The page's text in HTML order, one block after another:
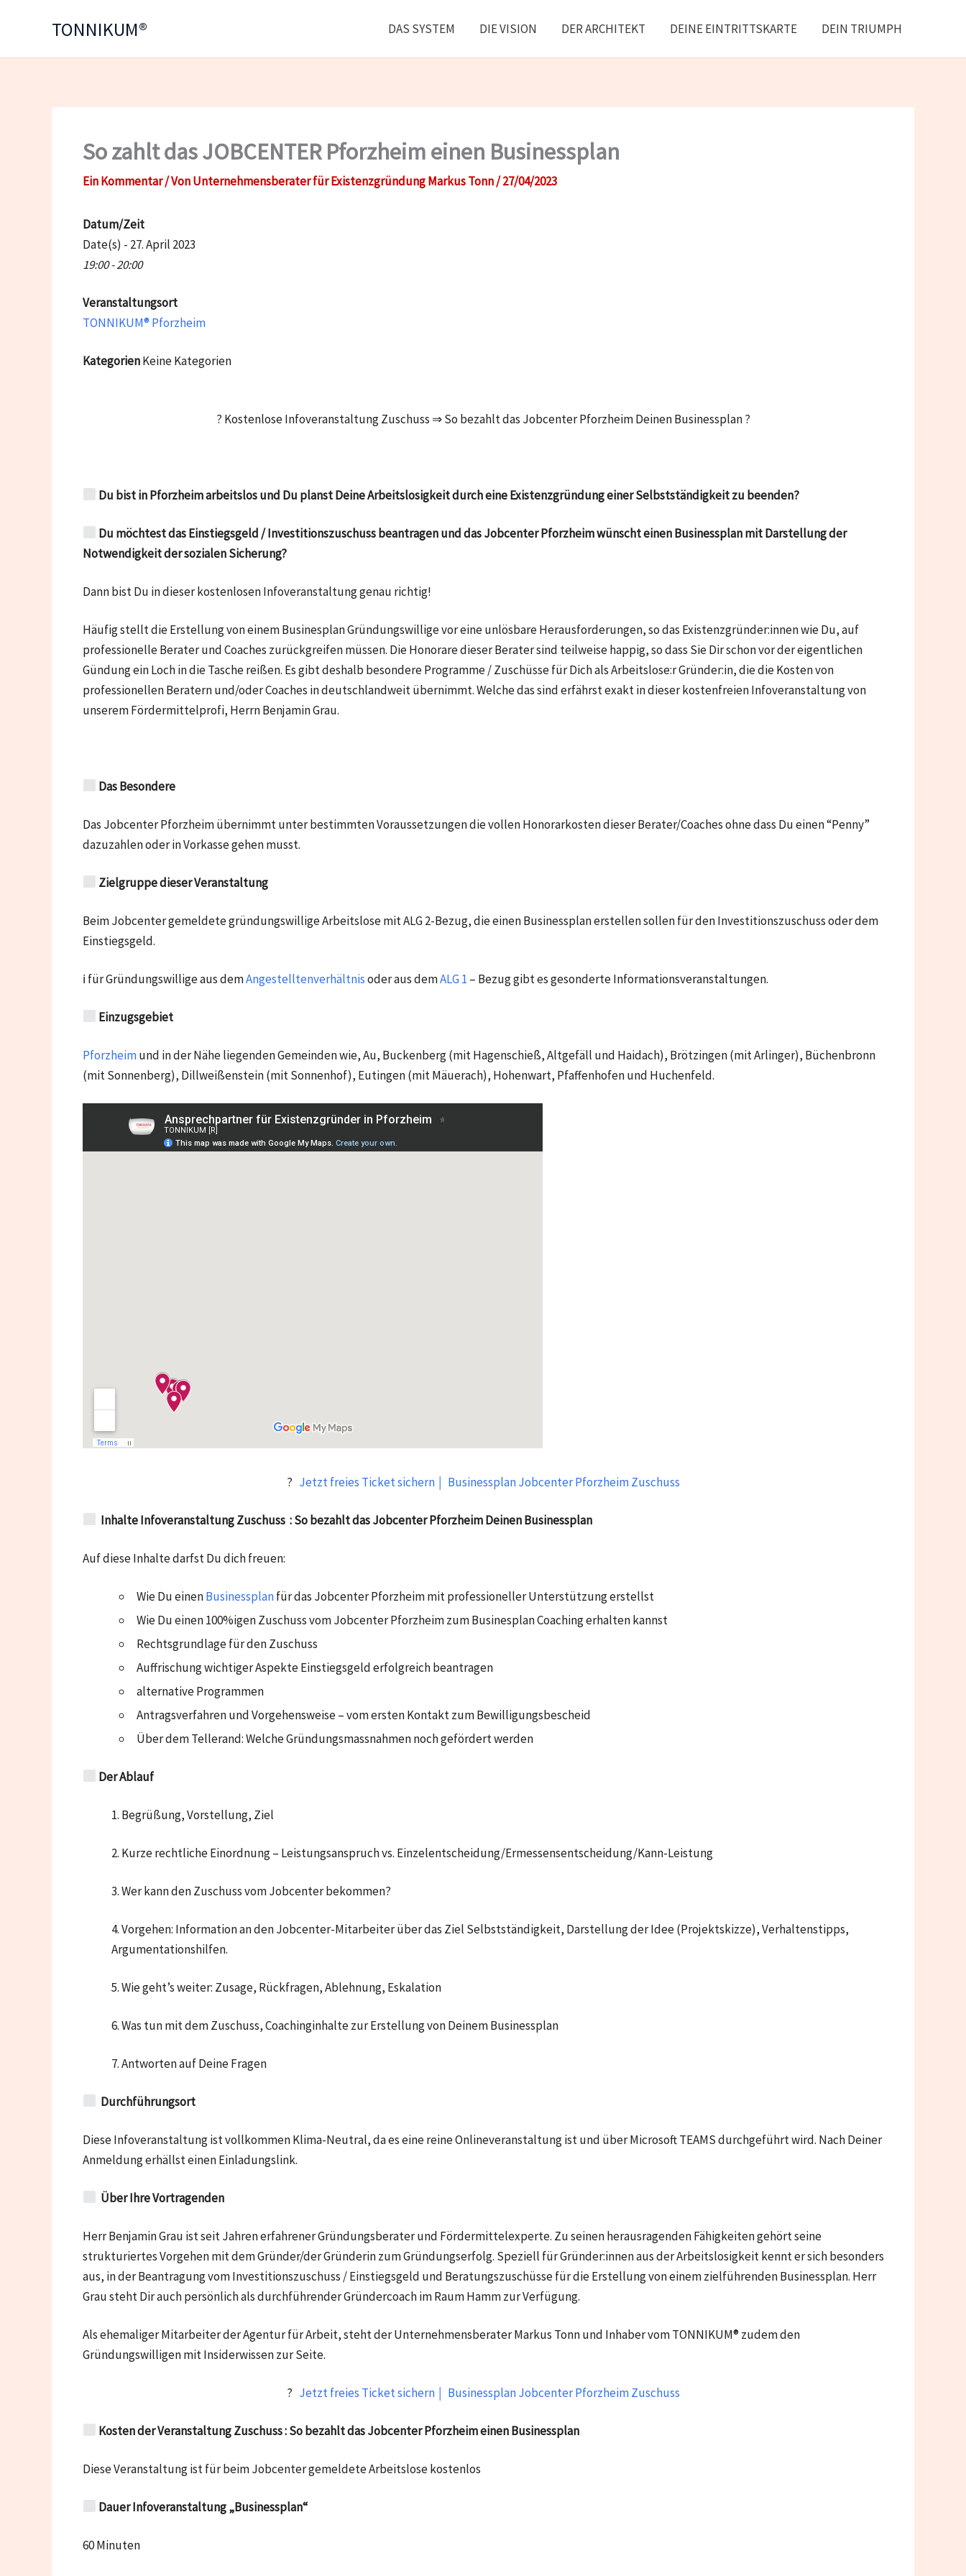
TONNIKUM® DAS SYSTEM DIE VISION DER ARCHITEKT DEINE EINTRITTSKARTE DEIN TRIUMPH
So zahlt das JOBCENTER Pforzheim einen Businessplan
Ein Kommentar / VonUnternehmensberater für Existenzgründung Markus Tonn/27/04/2023
Datum/Zeit
Date(s) - 27. April 2023
19:00 - 20:00
Veranstaltungsort
TONNIKUM® Pforzheim
KategorienKeine Kategorien
? Kostenlose Infoveranstaltung Zuschuss ⇒ So bezahlt das Jobcenter Pforzheim Deinen Businessplan ?
Du bist in Pforzheim arbeitslos und Du planst Deine Arbeitslosigkeit durch eine Existenzgründung einer Selbstständigkeit zu beenden?
Du möchtest das Einstiegsgeld / Investitionszuschuss beantragen und das Jobcenter Pforzheim wünscht einen Businessplan mit Darstellung der
Notwendigkeit der sozialen Sicherung?
Dann bist Du in dieser kostenlosen Infoveranstaltung genau richtig!
Häufig stellt die Erstellung von einem Businesplan Gründungswillige vor eine unlösbare Herausforderungen, so das Existenzgründer:innen wie Du, auf
professionelle Berater und Coaches zurückgreifen müssen. Die Honorare dieser Berater sind teilweise happig, so dass Sie Dir schon vor der eigentlichen
Gündung ein Loch in die Tasche reißen. Es gibt deshalb besondere Programme / Zuschüsse für Dich als Arbeitslose:r Gründer:in, die die Kosten von
professionellen Beratern und/oder Coaches in deutschlandweit übernimmt. Welche das sind erfährst exakt in dieser kostenfreien Infoveranstaltung von
unserem Fördermittelprofi, Herrn Benjamin Grau.
Das Besondere
Das Jobcenter Pforzheim übernimmt unter bestimmten Voraussetzungen die vollen Honorarkosten dieser Berater/Coaches ohne dass Du einen “Penny”
dazuzahlen oder in Vorkasse gehen musst.
Zielgruppe dieser Veranstaltung
Beim Jobcenter gemeldete gründungswillige Arbeitslose mit ALG 2-Bezug, die einen Businessplan erstellen sollen für den Investitionszuschuss oder dem
Einstiegsgeld.
ℹ für Gründungswillige aus demAngestelltenverhältnisoder aus demALG 1 – Bezug gibt es gesonderte Informationsveranstaltungen.
Einzugsgebiet
Pforzheimund in der Nähe liegenden Gemeinden wie,Au, Buckenberg (mit Hagenschieß, Altgefäll und Haidach), Brötzingen (mit Arlinger), Büchenbronn
(mit Sonnenberg), Dillweißenstein (mit Sonnenhof), Eutingen (mit Mäuerach), Hohenwart, Pfaffenhofen und Huchenfeld.
? Jetzt freies Ticket sichern ￨ Businessplan Jobcenter Pforzheim Zuschuss
Inhalte Infoveranstaltung Zuschuss : So bezahlt das Jobcenter Pforzheim Deinen Businessplan​
Auf diese Inhalte darfst Du dich freuen:
Wie Du einenBusinessplanfür das Jobcenter Pforzheim mit professioneller Unterstützung erstellst
Wie Du einen 100%igen Zuschuss vom Jobcenter Pforzheim zum Businesplan Coaching erhalten kannst
Rechtsgrundlage für den Zuschuss
Auffrischung wichtiger Aspekte Einstiegsgeld erfolgreich beantragen
alternative Programmen
Antragsverfahren und Vorgehensweise – vom ersten Kontakt zum Bewilligungsbescheid
Über dem Tellerand: Welche Gründungsmassnahmen noch gefördert werden
Der Ablauf
1. Begrüßung, Vorstellung, Ziel
2. Kurze rechtliche Einordnung – Leistungsanspruch vs. Einzelentscheidung/Ermessensentscheidung/Kann-Leistung
3. Wer kann den Zuschuss vom Jobcenter bekommen?
4. Vorgehen: Information an den Jobcenter-Mitarbeiter über das Ziel Selbstständigkeit, Darstellung der Idee (Projektskizze), Verhaltenstipps,
Argumentationshilfen.
5. Wie geht’s weiter: Zusage, Rückfragen, Ablehnung, Eskalation
6. Was tun mit dem Zuschuss, Coachinginhalte zur Erstellung von Deinem Businessplan
7. Antworten auf Deine Fragen
Durchführungsort
Diese Infoveranstaltung ist vollkommen Klima-Neutral, da es eine reine Onlineveranstaltung ist und über Microsoft TEAMS durchgeführt wird. Nach Deiner
Anmeldung erhällst einen Einladungslink.
Über Ihre Vortragenden
Herr Benjamin Grau ist seit Jahren erfahrener Gründungsberater und Fördermittelexperte. Zu seinen herausragenden Fähigkeiten gehört seine
strukturiertes Vorgehen mit dem Gründer/der Gründerin zum Gründungserfolg. Speziell für Gründer:innen aus der Arbeitslosigkeit kennt er sich besonders
aus, in der Beantragung vom Investitionszuschuss / Einstiegsgeld und Beratungszuschüsse für die Erstellung von einem zielführenden Businessplan. Herr
Grau steht Dir auch persönlich als durchführender Gründercoach im Raum Hamm zur Verfügung.
Als ehemaliger Mitarbeiter der Agentur für Arbeit, steht der Unternehmensberater Markus Tonn und Inhaber vom TONNIKUM® zudem den
Gründungswilligen mit Insiderwissen zur Seite.
? Jetzt freies Ticket sichern ￨ Businessplan Jobcenter Pforzheim Zuschuss
Kosten der Veranstaltung Zuschuss: So bezahlt das Jobcenter Pforzheim einen Businessplan​
Diese Veranstaltung ist für beim Jobcenter gemeldete Arbeitslose kostenlos
Dauer Infoveranstaltung „Businessplan“
60 Minuten